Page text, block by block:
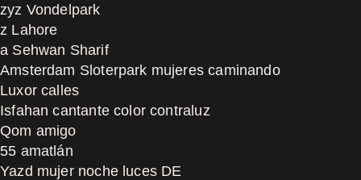
zyz Vondelpark
z Lahore
a Sehwan Sharif
Amsterdam Sloterpark mujeres caminando
Luxor calles
Isfahan cantante color contraluz
Qom amigo
55 amatlán
Yazd mujer noche luces DE